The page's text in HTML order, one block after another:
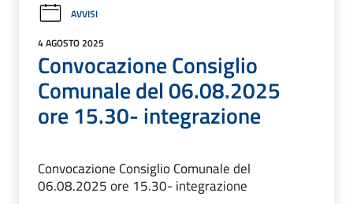
AVVISI
4 AGOSTO 2025
Convocazione Consiglio
Comunale del 06.08.2025
ore 15.30- integrazione
Convocazione Consiglio Comunale del
06.08.2025 ore 15.30- integrazione